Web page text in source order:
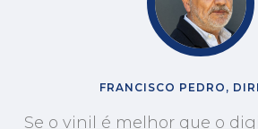
FRANCISCO PEDRO,
Se o vinil é melhor que o